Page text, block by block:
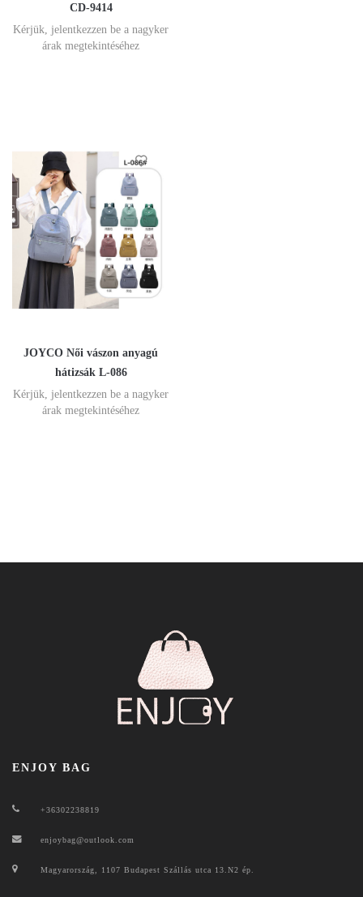
CD-9414
Kérjük, jelentkezzen be a nagyker
árak megtekintéséhez
JOYCO Női vászon anyagú
hátizsák L-086
Kérjük, jelentkezzen be a nagyker
árak megtekintéséhez
ENJOY BAG
+36302238819
enjoybag@outlook.com
Magyarország, 1107 Budapest Szállás utca 13.N2 ép.